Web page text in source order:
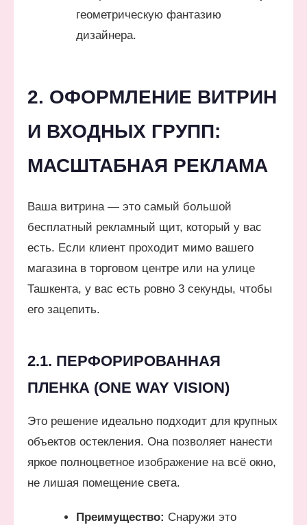
геометрическую фантазию
дизайнера.
2. ОФОРМЛЕНИЕ ВИТРИН
И ВХОДНЫХ ГРУПП:
МАСШТАБНАЯ РЕКЛАМА
Ваша витрина — это самый большой
бесплатный рекламный щит, который у вас
есть. Если клиент проходит мимо вашего
магазина в торговом центре или на улице
Ташкента, у вас есть ровно 3 секунды, чтобы
его зацепить.
2.1. ПЕРФОРИРОВАННАЯ
ПЛЕНКА (ONE WAY VISION)
Это решение идеально подходит для крупных
объектов остекления. Она позволяет нанести
яркое полноцветное изображение на всё окно,
не лишая помещение света.
Преимущество: Снаружи это